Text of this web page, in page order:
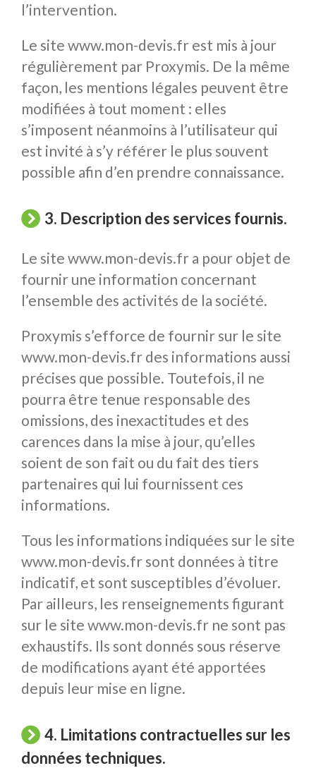
l’intervention.
Le site www.mon-devis.fr est mis à jour
régulièrement par Proxymis. De la même
façon, les mentions légales peuvent être
modifiées à tout moment : elles
s’imposent néanmoins à l’utilisateur qui
est invité à s’y référer le plus souvent
possible afin d’en prendre connaissance.
3. Description des services fournis.
Le site www.mon-devis.fr a pour objet de
fournir une information concernant
l’ensemble des activités de la société.
Proxymis s’efforce de fournir sur le site
www.mon-devis.fr des informations aussi
précises que possible. Toutefois, il ne
pourra être tenue responsable des
omissions, des inexactitudes et des
carences dans la mise à jour, qu’elles
soient de son fait ou du fait des tiers
partenaires qui lui fournissent ces
informations.
Tous les informations indiquées sur le site
www.mon-devis.fr sont données à titre
indicatif, et sont susceptibles d’évoluer.
Par ailleurs, les renseignements figurant
sur le site www.mon-devis.fr ne sont pas
exhaustifs. Ils sont donnés sous réserve
de modifications ayant été apportées
depuis leur mise en ligne.
4. Limitations contractuelles sur les
données techniques.